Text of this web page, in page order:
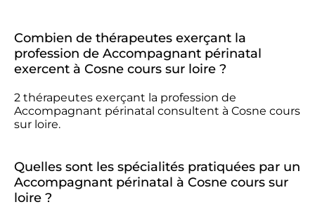
Combien de thérapeutes exerçant la
profession de Accompagnant périnatal
exercent à Cosne cours sur loire ?
2 thérapeutes exerçant la profession de
Accompagnant périnatal consultent à Cosne cours
sur loire.
Quelles sont les spécialités pratiquées par un
Accompagnant périnatal à Cosne cours sur
loire ?